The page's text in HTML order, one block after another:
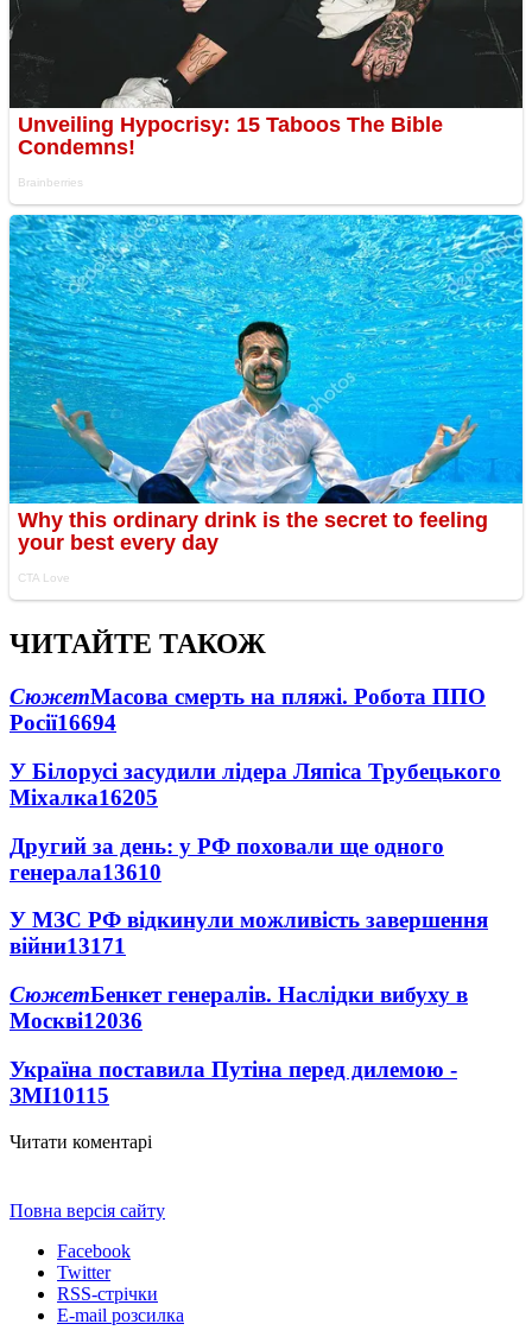
ЧИТАЙТЕ ТАКОЖ
СюжетМасова смерть на пляжі. Робота ППО
Росії16694
У Білорусі засудили лідера Ляпіса Трубецького
Міхалка16205
Другий за день: у РФ поховали ще одного
генерала13610
У МЗС РФ відкинули можливість завершення
війни13171
СюжетБенкет генералів. Наслідки вибуху в
Москві12036
Україна поставила Путіна перед дилемою -
ЗМІ10115
Читати коментарі
Повна версія сайту
Facebook
Twitter
RSS-стрічки
E-mail розсилка